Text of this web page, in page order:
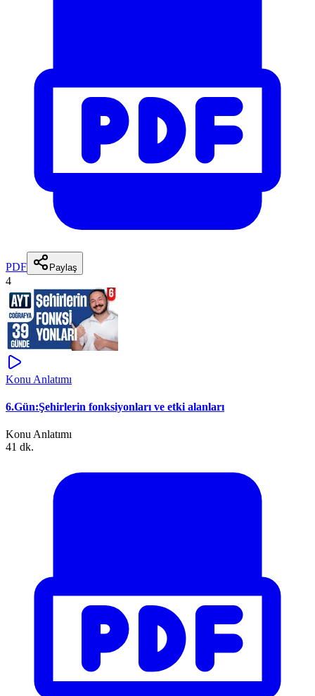
PDF Paylaş
4
Konu Anlatımı
6.Gün:Şehirlerin fonksiyonları ve etki alanları
Konu Anlatımı
41 dk.